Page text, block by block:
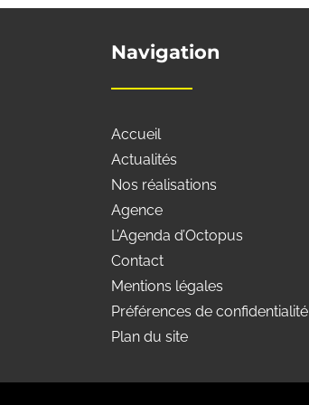
Navigation
Accueil
Actualités
Nos réalisations
Agence
L’Agenda d’Octopus
Contact
Mentions légales
Préférences de confidentialité
Plan du site